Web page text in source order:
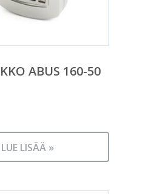
ABUS 160-50
LUE LISÄÄ »